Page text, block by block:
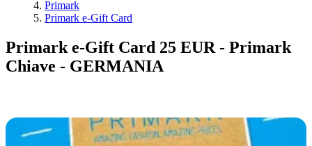
Primark
Primark e-Gift Card
Primark e-Gift Card 25 EUR - Primark
Chiave - GERMANIA